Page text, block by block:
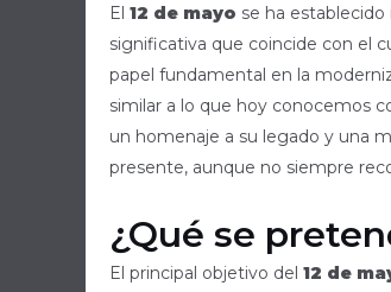
El 12 de mayo se ha
significativa que coincide con el
papel fundamental en la
similar a lo que hoy conocemos
un homenaje a su legado y una
presente, aunque no siempre
¿Qué se
El principal objetivo del 12 de